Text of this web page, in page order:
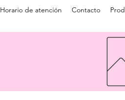
Horario de atención Contacto